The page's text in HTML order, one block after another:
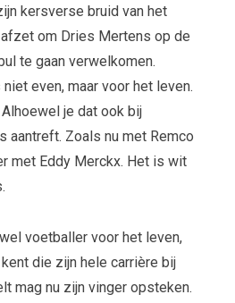
kersverse bruid van het
om Dries Mertens op de
te gaan verwelkomen.
even, maar voor het leven.
je dat ook bij
aantreft. Zoals nu met Remco
met Eddy Merckx. Het is wit
voetballer voor het leven,
die zijn hele carrière bij
mag nu zijn vinger opsteken.